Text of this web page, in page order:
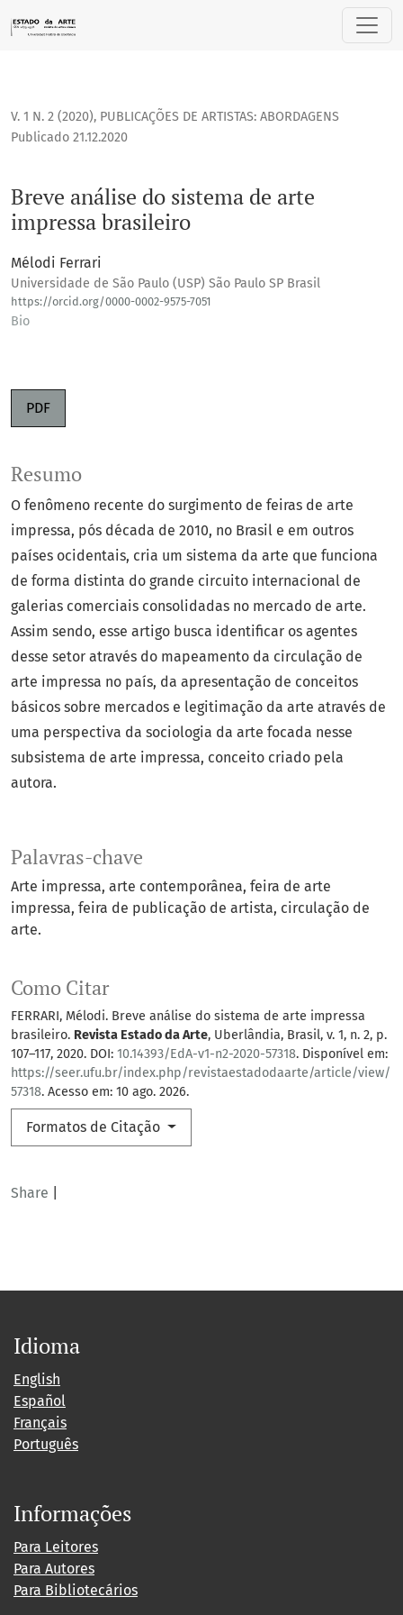
Breve análise do sistema de arte impressa brasileiro
V. 1 N. 2 (2020), PUBLICAÇÕES DE ARTISTAS: ABORDAGENS
Breve análise do sistema de arte
impressa brasileiro
Publicado 21.12.2020
Mélodi Ferrari
Universidade de São Paulo (USP) São Paulo SP Brasil
https://orcid.org/0000-0002-9575-7051
Bio
PDF
Palavras-chave
Arte impressa, arte contemporânea, feira de arte
impressa, feira de publicação de artista, circulação de
arte.
Como Citar
FERRARI, Mélodi. Breve análise do sistema de arte impressa
brasileiro. Revista Estado da Arte, Uberlândia, Brasil, v. 1, n. 2, p.
107–117, 2020. DOI: 10.14393/EdA-v1-n2-2020-57318. Disponível em:
https://seer.ufu.br/index.php/revistaestadodaarte/article/view/
57318. Acesso em: 10 ago. 2026.
Formatos de Citação
Share
Resumo
O fenômeno recente do surgimento de feiras de arte
impressa, pós década de 2010, no Brasil e em outros
países ocidentais, cria um sistema da arte que funciona
de forma distinta do grande circuito internacional de
galerias comerciais consolidadas no mercado de arte.
Assim sendo, esse artigo busca identificar os agentes
desse setor através do mapeamento da circulação de
arte impressa no país, da apresentação de conceitos
básicos sobre mercados e legitimação da arte através de
uma perspectiva da sociologia da arte focada nesse
subsistema de arte impressa, conceito criado pela
autora.
Idioma
English
Español
Français
Português
Informações
Para Leitores
Para Autores
Para Bibliotecários